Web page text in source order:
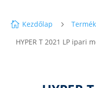
 Kezdőlap 5
HYPER T 2021 LP ipari